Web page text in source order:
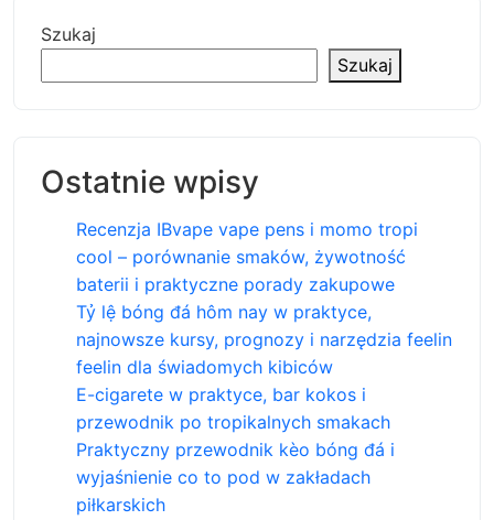
Szukaj
Szukaj
Ostatnie wpisy
Recenzja IBvape vape pens i momo tropi
cool – porównanie smaków, żywotność
baterii i praktyczne porady zakupowe
Tỷ lệ bóng đá hôm nay w praktyce,
najnowsze kursy, prognozy i narzędzia feelin
feelin dla świadomych kibiców
E-cigarete w praktyce, bar kokos i
przewodnik po tropikalnych smakach
Praktyczny przewodnik kèo bóng đá i
wyjaśnienie co to pod w zakładach
piłkarskich